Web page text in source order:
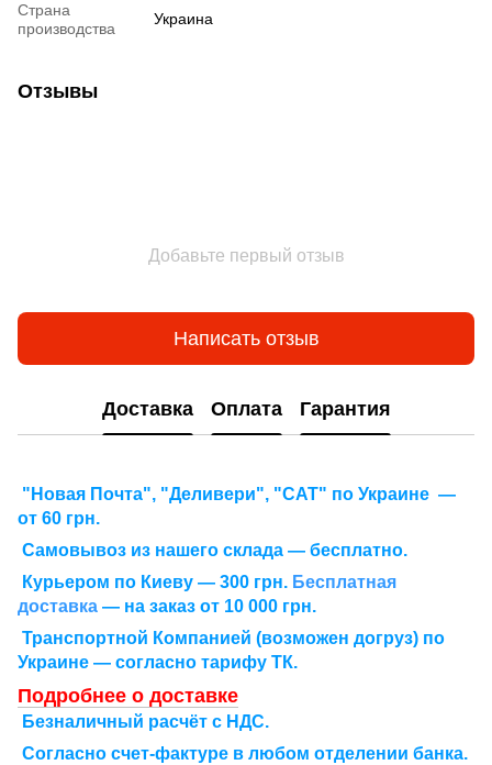
Страна
производства
Украина
Отзывы
Добавьте первый отзыв
Написать отзыв
Доставка Оплата Гарантия
"Новая Почта", "Деливери", "САТ" по Украине —
от 60 грн.
Самовывоз из нашего склада — бесплатно.
Курьером по Киеву — 300 грн. Бесплатная
доставка — на заказ от 10 000 грн.
Транспортной Компанией (возможен догруз) по
Украине — согласно тарифу ТК.
Подробнее о доставке
Безналичный расчёт с НДС.
Согласно счет-фактуре в любом отделении банка.